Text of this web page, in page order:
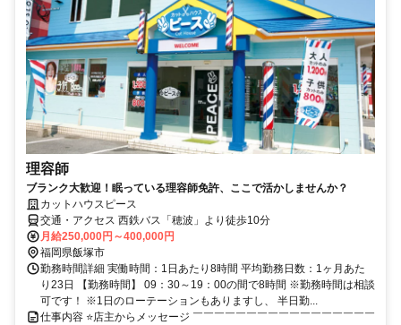
理容師
ブランク大歓迎！眠っている理容師免許、ここで活かしませんか？
カットハウスピース
交通・アクセス 西鉄バス「穂波」より徒歩10分
月給250,000円～400,000円
福岡県飯塚市
勤務時間詳細 実働時間：1日あたり8時間 平均勤務日数：1ヶ月あた
り23日 【勤務時間】 09：30～19：00の間で8時間 ※勤務時間は相談
可です！ ※1日のローテーションもありますし、 半日勤...
仕事内容 ⭐店主からメッセージ ￣￣￣￣￣￣￣￣￣￣￣￣￣￣￣￣￣